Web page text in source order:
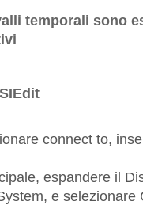
temporali sono
connect to,
espandere il
e selezionare